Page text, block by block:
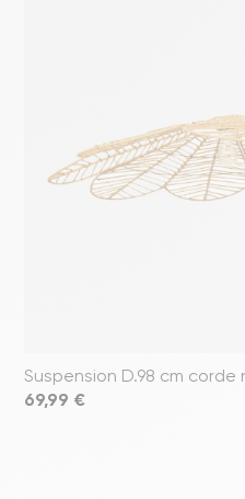
Suspension D.98 cm corde
Prix
69,99 €